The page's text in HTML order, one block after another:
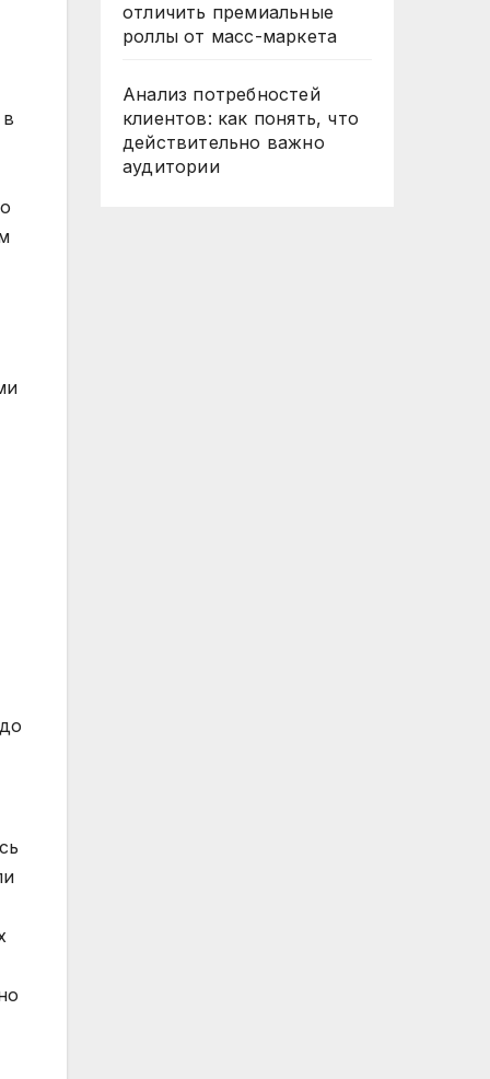
отличить премиальные
роллы от масс-маркета
Анализ потребностей
клиентов: как понять, что
действительно важно
аудитории